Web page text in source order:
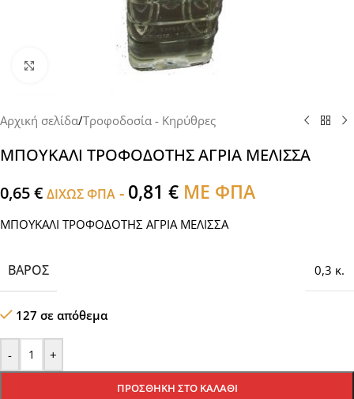
Click to enlarge
Αρχική σελίδα/Τροφοδοσία - Κηρύθρες
ΜΠΟΥΚΑΛΙ ΤΡΟΦΟΔΟΤΗΣ ΑΓΡΙΑ ΜΕΛΙΣΣΑ
0,65€ ΔΙΧΩΣ ΦΠΑ - 0,81 € ΜΕ ΦΠΑ
ΜΠΟΥΚΑΛΙ ΤΡΟΦΟΔΟΤΗΣ ΑΓΡΙΑ ΜΕΛΙΣΣΑ
ΒΆΡΟΣ 0,3 κ.
127 σε απόθεμα
- +
ΠΡΟΣΘΉΚΗ ΣΤΟ ΚΑΛΆΘΙ